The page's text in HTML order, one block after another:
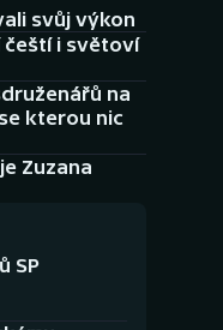
svůj výkon
čeští i světoví
na
kterou nic
Zuzana
SP